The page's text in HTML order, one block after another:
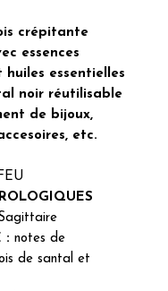
crépitante
essences
essentielles
noir réutilisable
de bijoux,
etc.
: notes de
de santal et